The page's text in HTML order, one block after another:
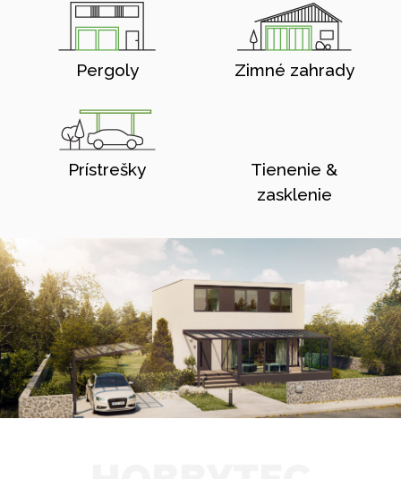
Pergoly Zimné zahrady
Prístrešky
Tienenie &
zasklenie